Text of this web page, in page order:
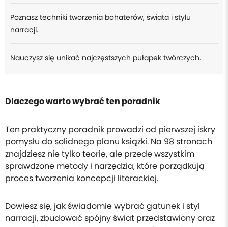
Poznasz techniki tworzenia bohaterów, świata i stylu
narracji.
Nauczysz się unikać najczęstszych pułapek twórczych.
Dlaczego warto wybrać ten poradnik
Ten praktyczny poradnik prowadzi od pierwszej iskry
pomysłu do solidnego planu książki. Na 98 stronach
znajdziesz nie tylko teorię, ale przede wszystkim
sprawdzone metody i narzędzia, które porządkują
proces tworzenia koncepcji literackiej.
Dowiesz się, jak świadomie wybrać gatunek i styl
narracji, zbudować spójny świat przedstawiony oraz